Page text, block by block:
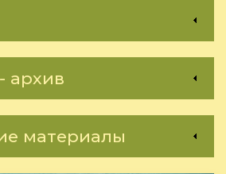
архив
материалы